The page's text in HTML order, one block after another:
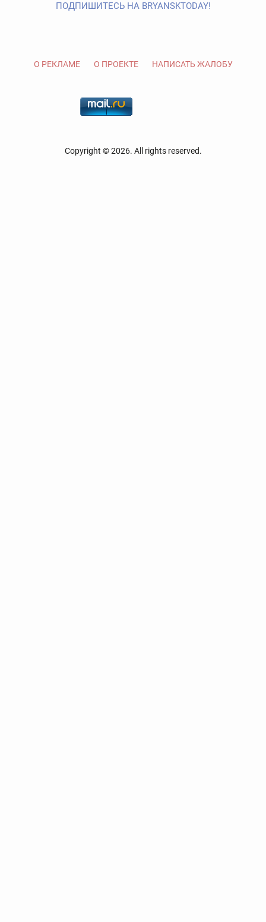
ПОДПИШИТЕСЬ НА BRYANSKTODAY!
О РЕКЛАМЕ О ПРОЕКТЕ НАПИСАТЬ ЖАЛОБУ
Copyright © 2026. All rights reserved.